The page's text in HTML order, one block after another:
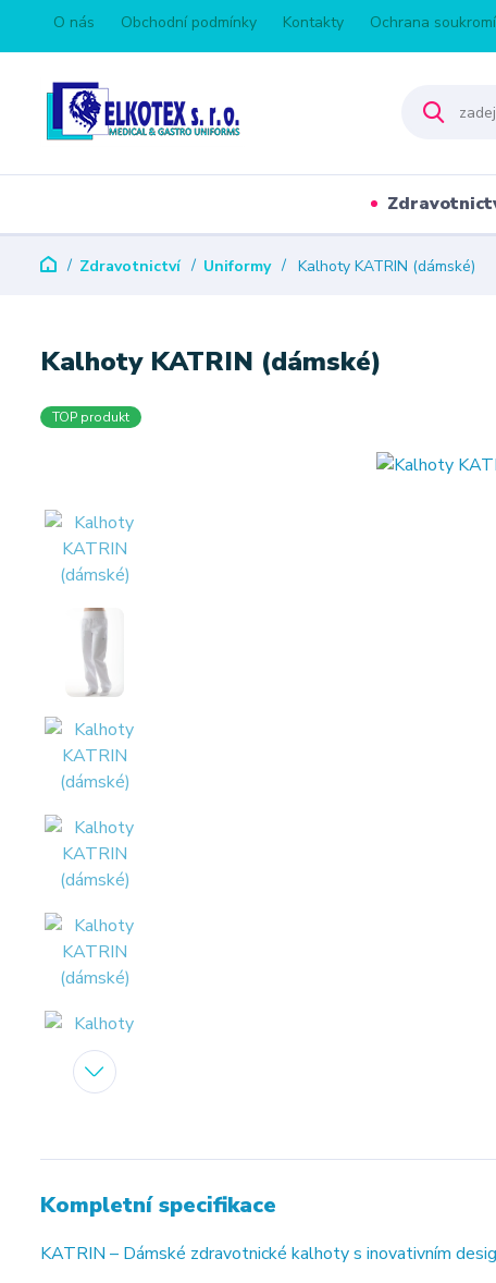
O nás Obchodní podmínky Kontakty Ochrana soukromí
Zdravotnictví Uniformy Kalhoty KATRIN (dámské)
Kalhoty KATRIN (dámské)
TOP produkt
Kompletní specifikace
KATRIN – Dámské zdravotnické kalhoty s inovativním